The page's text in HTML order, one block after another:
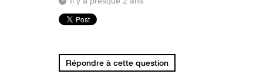
Répondre à cette question